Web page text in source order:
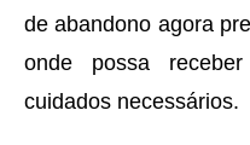
de abandono agora
onde possa
cuidados necessários.